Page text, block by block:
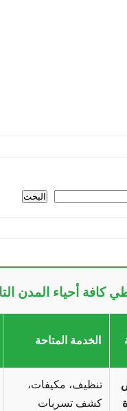
البحث
كافة أحياء المدن
الخدمة المتاحة
تنظيف، مكيفات،
كشف تسربات